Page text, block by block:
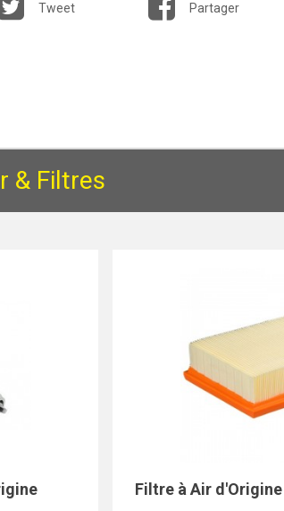
Tweet Partager
& Filtres
Filtre à Air d'Origine